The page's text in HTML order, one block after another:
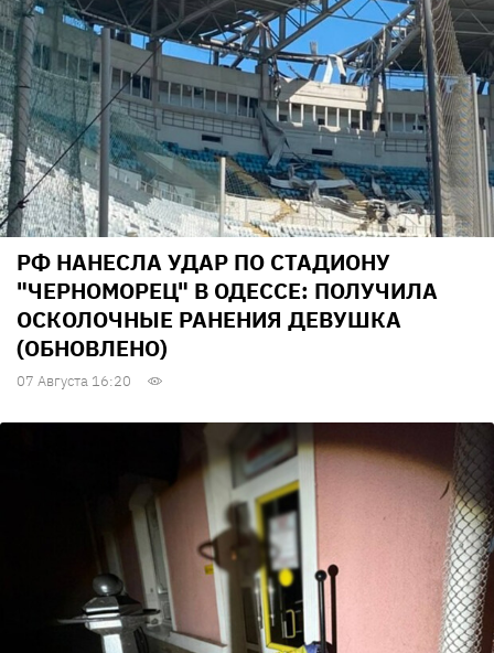
РФ НАНЕСЛА УДАР ПО СТАДИОНУ
"ЧЕРНОМОРЕЦ" В ОДЕССЕ: ПОЛУЧИЛА
ОСКОЛОЧНЫЕ РАНЕНИЯ ДЕВУШКА
(ОБНОВЛЕНО)
07 Августа 16:20